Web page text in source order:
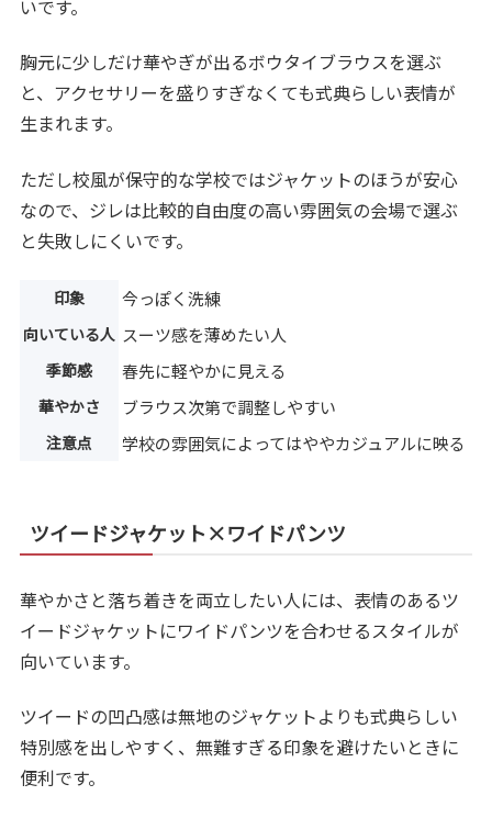
いです。
胸元に少しだけ華やぎが出るボウタイブラウスを選ぶ
と、アクセサリーを盛りすぎなくても式典らしい表情が
生まれます。
ただし校風が保守的な学校ではジャケットのほうが安心
なので、ジレは比較的自由度の高い雰囲気の会場で選ぶ
と失敗しにくいです。
印象 今っぽく洗練
向いている人 スーツ感を薄めたい人
季節感 春先に軽やかに見える
華やかさ ブラウス次第で調整しやすい
注意点 学校の雰囲気によってはややカジュアルに映る
ツイードジャケット×ワイドパンツ
華やかさと落ち着きを両立したい人には、表情のあるツ
イードジャケットにワイドパンツを合わせるスタイルが
向いています。
ツイードの凹凸感は無地のジャケットよりも式典らしい
特別感を出しやすく、無難すぎる印象を避けたいときに
便利です。